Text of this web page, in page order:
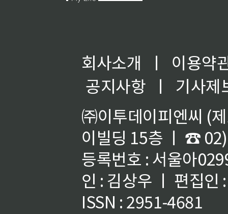
회사소개 ㅣ
이용약
공지사항
ㅣ
기사제
㈜이투데이피엔씨 (
이빌딩 15층 ㅣ ☎
등록번호 : 서울아
인 : 김상우 ㅣ 편집인
ISSN : 2951-4681